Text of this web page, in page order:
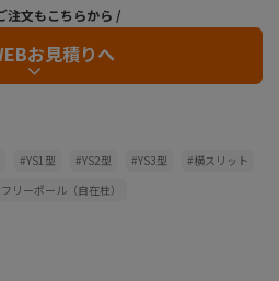
注文もこちらから /
お見積りへ
#YS1型 #YS2型 #YS3型
#横スリット
リーポール（自在柱）